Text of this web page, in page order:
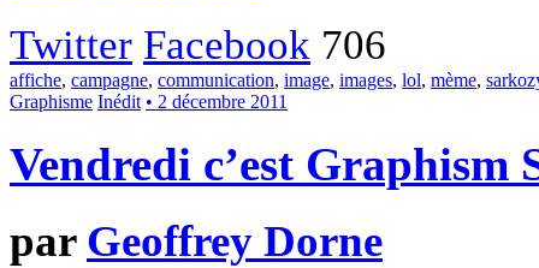
Twitter Facebook 706
affiche, campagne, communication, image, images, lol, mème,
Graphisme Inédit • 2 décembre 2011
Vendredi c’est Graphism
par Geoffrey Dorne